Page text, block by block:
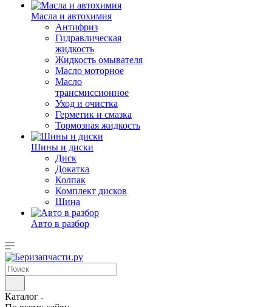
Масла и автохимия
Антифриз
Гидравлическая
жидкость
Жидкость омывателя
Масло моторное
Масло
трансмиссионное
Уход и очистка
Герметик и смазка
Тормозная жидкость
Шины и диски
Диск
Докатка
Колпак
Комплект дисков
Шина
Авто в разбор
Каталог